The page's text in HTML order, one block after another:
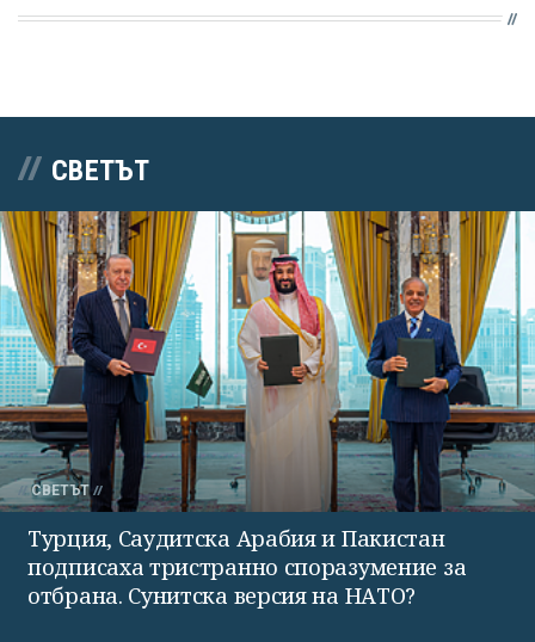
СВЕТЪТ
СВЕТЪТ
Турция, Саудитска Арабия и Пакистан
подписаха тристранно споразумение за
отбрана. Сунитска версия на НАТО?